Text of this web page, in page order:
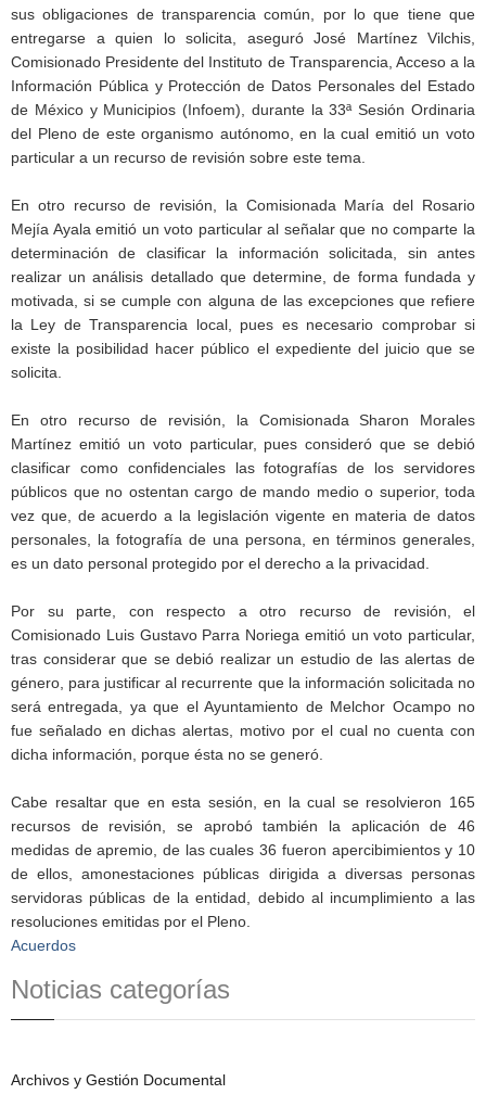
sus obligaciones de transparencia común, por lo que tiene que
entregarse a quien lo solicita, aseguró José Martínez Vilchis,
Comisionado Presidente del Instituto de Transparencia, Acceso a la
Información Pública y Protección de Datos Personales del Estado
de México y Municipios (Infoem), durante la 33ª Sesión Ordinaria
del Pleno de este organismo autónomo, en la cual emitió un voto
particular a un recurso de revisión sobre este tema.
En otro recurso de revisión, la Comisionada María del Rosario
Mejía Ayala emitió un voto particular al señalar que no comparte la
determinación de clasificar la información solicitada, sin antes
realizar un análisis detallado que determine, de forma fundada y
motivada, si se cumple con alguna de las excepciones que refiere
la Ley de Transparencia local, pues es necesario comprobar si
existe la posibilidad hacer público el expediente del juicio que se
solicita.
En otro recurso de revisión, la Comisionada Sharon Morales
Martínez emitió un voto particular, pues consideró que se debió
clasificar como confidenciales las fotografías de los servidores
públicos que no ostentan cargo de mando medio o superior, toda
vez que, de acuerdo a la legislación vigente en materia de datos
personales, la fotografía de una persona, en términos generales,
es un dato personal protegido por el derecho a la privacidad.
Por su parte, con respecto a otro recurso de revisión, el
Comisionado Luis Gustavo Parra Noriega emitió un voto particular,
tras considerar que se debió realizar un estudio de las alertas de
género, para justificar al recurrente que la información solicitada no
será entregada, ya que el Ayuntamiento de Melchor Ocampo no
fue señalado en dichas alertas, motivo por el cual no cuenta con
dicha información, porque ésta no se generó.
Cabe resaltar que en esta sesión, en la cual se resolvieron 165
recursos de revisión, se aprobó también la aplicación de 46
medidas de apremio, de las cuales 36 fueron apercibimientos y 10
de ellos, amonestaciones públicas dirigida a diversas personas
servidoras públicas de la entidad, debido al incumplimiento a las
resoluciones emitidas por el Pleno.
Acuerdos
Noticias categorías
Archivos y Gestión Documental